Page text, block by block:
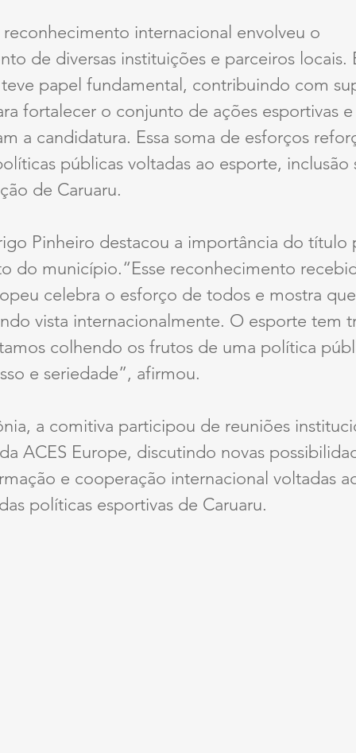
internacional envolveu o
de diversas instituições e parceiros locais.
teve papel fundamental, contribuindo com
fortalecer o conjunto de ações esportivas
a candidatura. Essa soma de esforços
públicas voltadas ao esporte, inclusão
de Caruaru.
Pinheiro destacou a importância do título
do município.“Esse reconhecimento
celebra o esforço de todos e mostra
vista internacionalmente. O esporte tem
colhendo os frutos de uma política
e seriedade”, afirmou.
a comitiva participou de reuniões
ACES Europe, discutindo novas
e cooperação internacional voltadas
políticas esportivas de Caruaru.